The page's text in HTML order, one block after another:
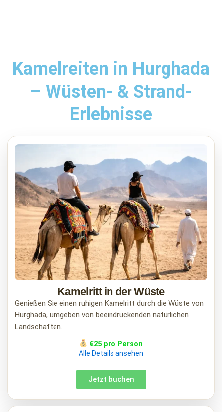
Kamelreiten in Hurghada
– Wüsten- & Strand-
Erlebnisse
Kamelritt in der Wüste
Genießen Sie einen ruhigen Kamelritt durch die Wüste von
Hurghada, umgeben von beeindruckenden natürlichen
Landschaften.
€25 pro Person
Alle Details ansehen
Jetzt buchen